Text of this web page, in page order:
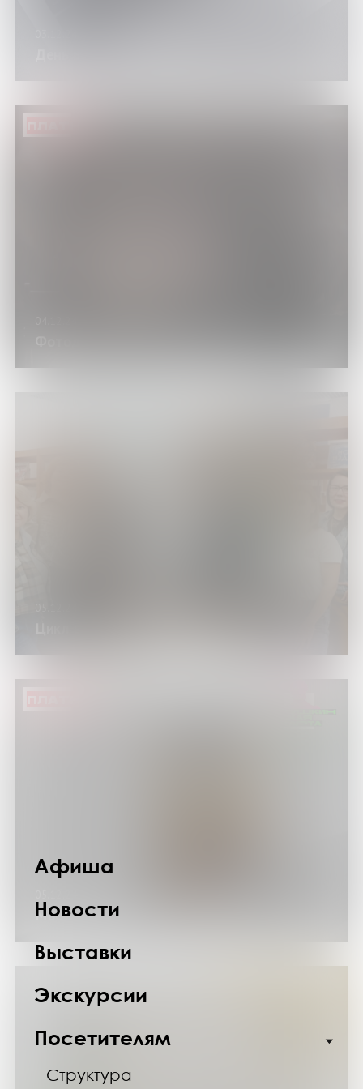
Афиша
Новости
Выставки
Экскурсии
Посетителям
Структура
Мастер-класс «Уютный камин»